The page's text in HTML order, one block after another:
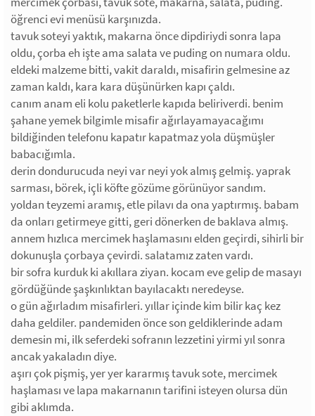
öğrenci evi menüsü karşınızda.
tavuk soteyi yaktık, makarna önce dipdiriydi sonra lapa
oldu, çorba eh işte ama salata ve puding on numara oldu.
eldeki malzeme bitti, vakit daraldı, misafirin gelmesine az
zaman kaldı, kara kara düşünürken kapı çaldı.
canım anam eli kolu paketlerle kapıda beliriverdi. benim
şahane yemek bilgimle misafir ağırlayamayacağımı
bildiğinden telefonu kapatır kapatmaz yola düşmüşler
babacığımla.
derin dondurucuda neyi var neyi yok almış gelmiş. yaprak
sarması, börek, içli köfte gözüme görünüyor sandım.
yoldan teyzemi aramış, etle pilavı da ona yaptırmış. babam
da onları getirmeye gitti, geri dönerken de baklava almış.
annem hızlıca mercimek haşlamasını elden geçirdi, sihirli bir
dokunuşla çorbaya çevirdi. salatamız zaten vardı.
bir sofra kurduk ki akıllara ziyan. kocam eve gelip de masayı
gördüğünde şaşkınlıktan bayılacaktı neredeyse.
o gün ağırladım misafirleri. yıllar içinde kim bilir kaç kez
daha geldiler. pandemiden önce son geldiklerinde adam
demesin mi, ilk seferdeki sofranın lezzetini yirmi yıl sonra
ancak yakaladın diye.
aşırı çok pişmiş, yer yer kararmış tavuk sote, mercimek
haşlaması ve lapa makarnanın tarifini isteyen olursa dün
gibi aklımda.